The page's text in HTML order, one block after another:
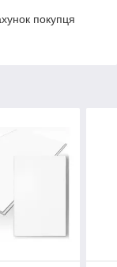
покупця